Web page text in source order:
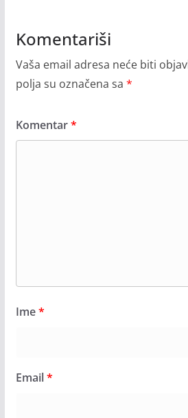
Komentariši
Vaša email adresa neće biti
polja su označena sa *
Komentar*
Ime*
Email*